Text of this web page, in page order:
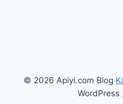
© 2026 Apiyi.com Blog
WordPress